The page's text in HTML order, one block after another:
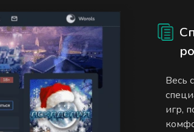
Весь
игр,